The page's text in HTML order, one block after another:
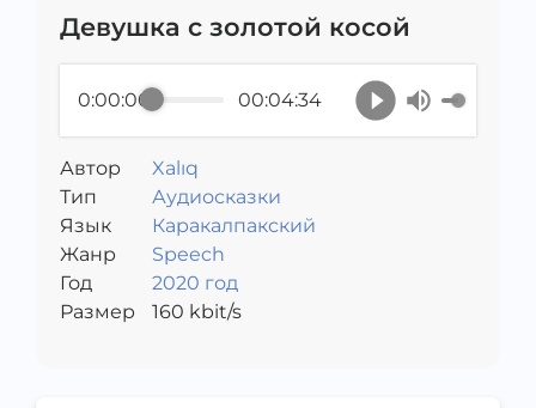
Девушка с золотой косой
0:00:00 00:04:34
Автор
Xalıq
Тип
Аудиосказки
Язык
Каракалпакский
Жанр
Speech
Год
2020 год
Размер
160 kbit/s